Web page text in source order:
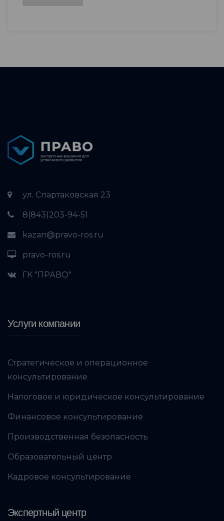
ул. Спартаковская 23
8(843)203-94-51
kazan@pravo-ros.ru
pravo-ros.ru
ГК "ПРАВО"
Услуги компании
Стратегическое и операционное
консультирование
Налоговое и юридическое консультирование
Финансовое консультирование
Производственная безопасность
Образовательный центр
Кадровое консультирование
Экспертный центр